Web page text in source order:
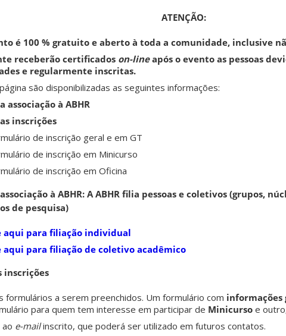
ATENÇÃO:
é 100 % gratuito e aberto à toda a comunidade, inclusive
receberão certificados on-lineapós o evento as pessoas
e regularmente inscritas.
são disponibilizadas as seguintes informações:
associação à ABHR
inscrições
de inscrição geral e em GT
de inscrição em Minicurso
de inscrição em Oficina
à ABHR: A ABHR filia pessoas e coletivos (grupos,
de pesquisa)
aqui para filiação individual
aqui para filiação de coletivo acadêmico
inscrições
formulários a serem preenchidos. Um formulário com informações
para quem tem interesse em participar de Minicurso e
e-mailinscrito, que poderá ser utilizado em futuros contatos.